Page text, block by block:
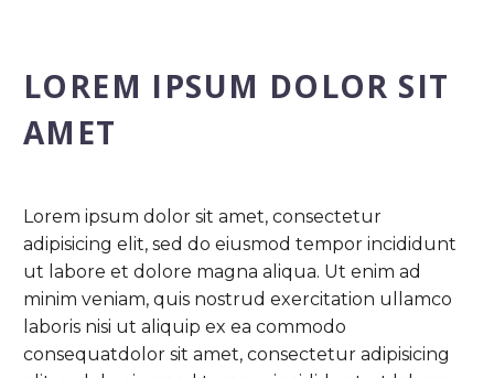
LOREM IPSUM DOLOR SIT
AMET
Lorem ipsum dolor sit amet, consectetur
adipisicing elit, sed do eiusmod tempor incididunt
ut labore et dolore magna aliqua. Ut enim ad
minim veniam, quis nostrud exercitation ullamco
laboris nisi ut aliquip ex ea commodo
consequatdolor sit amet, consectetur adipisicing